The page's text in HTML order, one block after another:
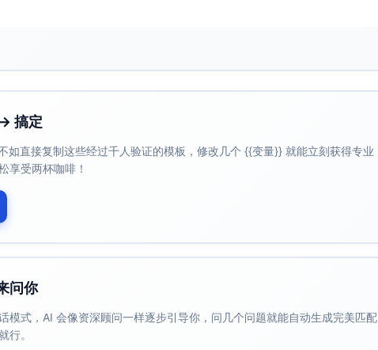
搞定
如直接复制这些经过千人验证的模板，修改几个 {{变量}} 就能立刻获得专业
享受两杯咖啡！
问你
模式，AI 会像资深顾问一样逐步引导你，问几个问题就能自动生成完美匹配
行。